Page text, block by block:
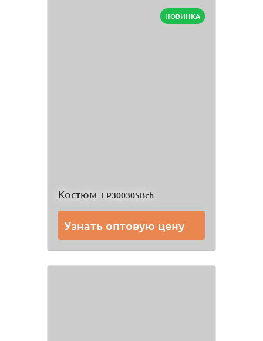
НОВИНКА
Костюм FP30030SBch
Узнать оптовую цену